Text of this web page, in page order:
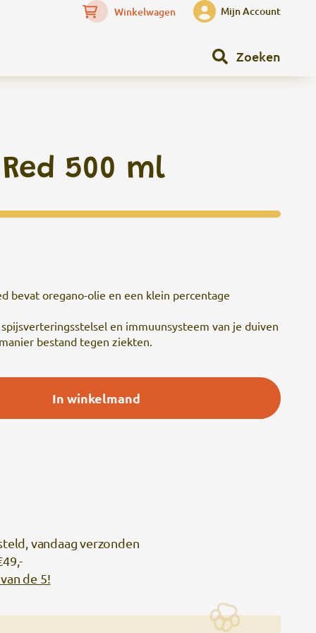
Winkelwagen Mijn Account
Zoeken
500 ml
bevat oregano-olie en een klein percentage
en immuunsysteem van je duiven
bestand tegen ziekten.
In winkelmand
vandaag verzonden
de 5!